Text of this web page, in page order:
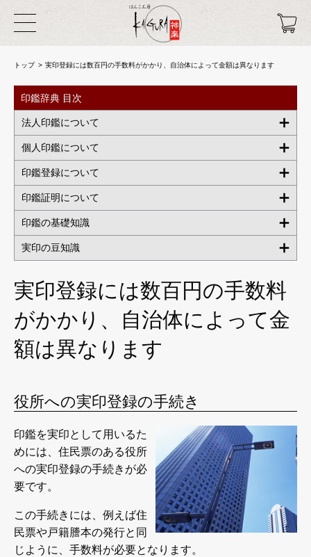
トップ 実印登録には数百円の手数料がかかり、自治体によって金額は異なります
実印登録には数百円の手数料
がかかり、自治体によって金
額は異なります
役所への実印登録の手続き
印鑑を実印として用いるた
めには、住民票のある役所
への実印登録の手続きが必
要です。
この手続きには、例えば住
民票や戸籍謄本の発行と同
じように、手数料が必要となります。
印鑑辞典 目次
法人印鑑について
個人印鑑について
印鑑登録について
印鑑証明について
印鑑の基礎知識
実印の豆知識